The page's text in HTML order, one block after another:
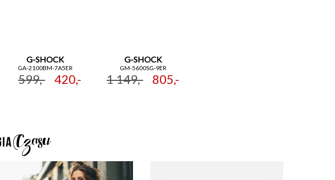
G-SHOCK
GA-2100BM-7A5ER
599,- 420,-
G-SHOCK
GM-5600SG-9ER
1 149,- 805,-